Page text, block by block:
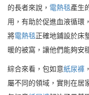
的長者來說， 電熱毯產生
用，有助於促進血液循環
將電熱毯正確地鋪設於床
暖的被窩，讓他們能夠安
綜合來看，包如意紙尿褲 ，
屬不同的領域，實則在居